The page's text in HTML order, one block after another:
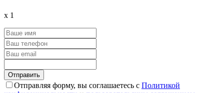
x 1
Отправляя форму, вы соглашаетесь с Политикой